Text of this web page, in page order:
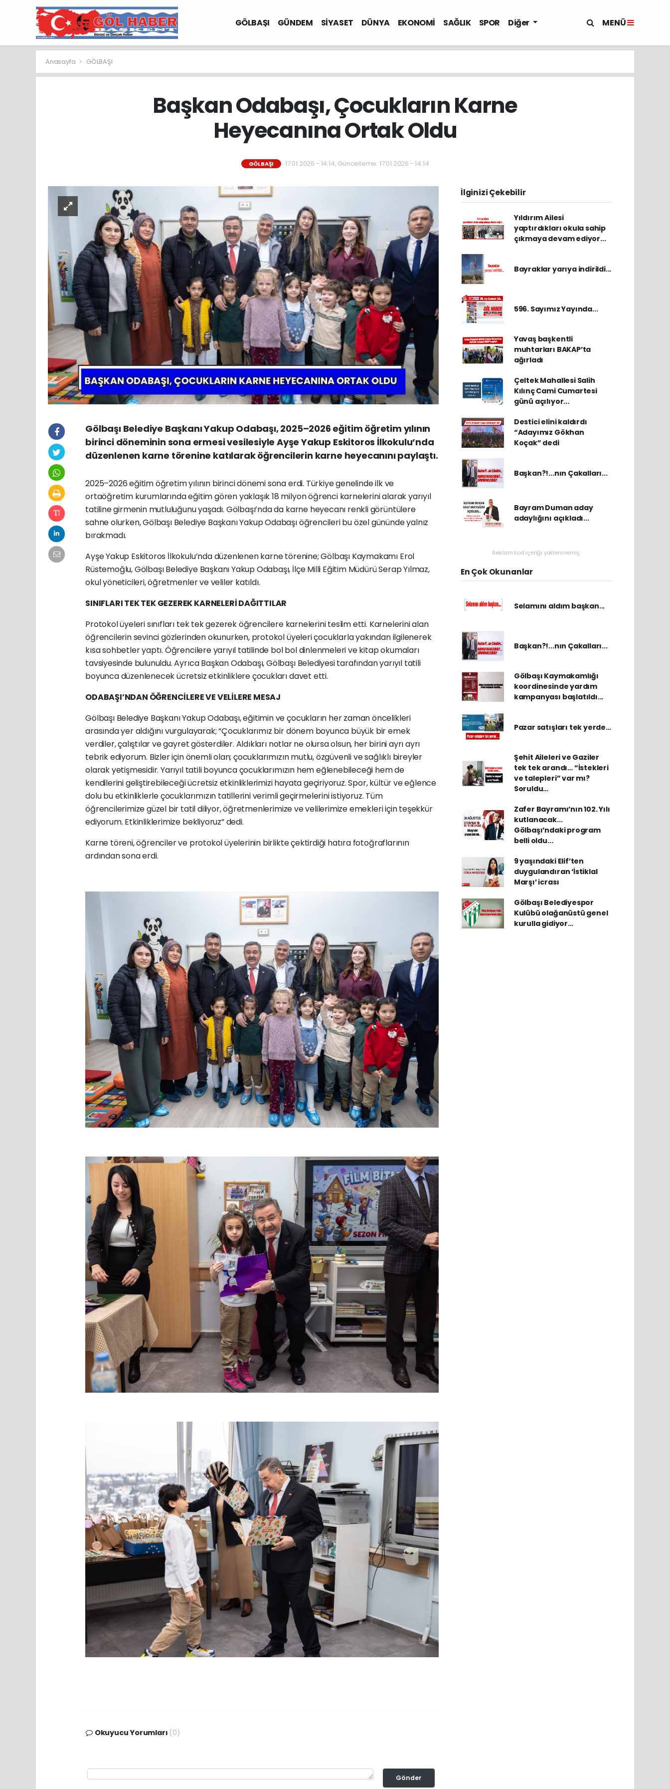
GÖLBAŞI GÜNDEM SİYASET DÜNYA EKONOMİ SAĞLIK SPOR Diğer MENÜ
Anasayfa GÖLBAŞI
Başkan Odabaşı, Çocukların Karne
Heyecanına Ortak Oldu
GÖLBAŞI 17.01.2026 - 14:14, Güncelleme: 17.01.2026 - 14:14
Gölbaşı Belediye Başkanı Yakup Odabaşı, 2025–2026 eğitim öğretim yılının
birinci döneminin sona ermesi vesilesiyle Ayşe Yakup Eskitoros İlkokulu’nda
düzenlenen karne törenine katılarak öğrencilerin karne heyecanını paylaştı.
2025–2026 eğitim öğretim yılının birinci dönemi sona erdi. Türkiye genelinde ilk ve
ortaöğretim kurumlarında eğitim gören yaklaşık 18 milyon öğrenci karnelerini alarak yarıyıl
tatiline girmenin mutluluğunu yaşadı. Gölbaşı’nda da karne heyecanı renkli görüntülere
sahne olurken, Gölbaşı Belediye Başkanı Yakup Odabaşı öğrencileri bu özel gününde yalnız
bırakmadı.
Ayşe Yakup Eskitoros İlkokulu’nda düzenlenen karne törenine; Gölbaşı Kaymakamı Erol
Rüstemoğlu, Gölbaşı Belediye Başkanı Yakup Odabaşı, İlçe Milli Eğitim Müdürü Serap Yılmaz,
okul yöneticileri, öğretmenler ve veliler katıldı.
SINIFLARI TEK TEK GEZEREK KARNELERİ DAĞITTILAR
Protokol üyeleri sınıfları tek tek gezerek öğrencilere karnelerini teslim etti. Karnelerini alan
öğrencilerin sevinci gözlerinden okunurken, protokol üyeleri çocuklarla yakından ilgilenerek
kısa sohbetler yaptı. Öğrencilere yarıyıl tatilinde bol bol dinlenmeleri ve kitap okumaları
tavsiyesinde bulunuldu. Ayrıca Başkan Odabaşı, Gölbaşı Belediyesi tarafından yarıyıl tatili
boyunca düzenlenecek ücretsiz etkinliklere çocukları davet etti.
ODABAŞI’NDAN ÖĞRENCİLERE VE VELİLERE MESAJ
Gölbaşı Belediye Başkanı Yakup Odabaşı, eğitimin ve çocukların her zaman öncelikleri
arasında yer aldığını vurgulayarak; “Çocuklarımız bir dönem boyunca büyük bir emek
verdiler, çalıştılar ve gayret gösterdiler. Aldıkları notlar ne olursa olsun, her birini ayrı ayrı
tebrik ediyorum. Bizler için önemli olan; çocuklarımızın mutlu, özgüvenli ve sağlıklı bireyler
olarak yetişmesidir. Yarıyıl tatili boyunca çocuklarımızın hem eğlenebileceği hem de
kendilerini geliştirebileceği ücretsiz etkinliklerimizi hayata geçiriyoruz. Spor, kültür ve eğlence
dolu bu etkinliklerle çocuklarımızın tatillerini verimli geçirmelerini istiyoruz. Tüm
öğrencilerimize güzel bir tatil diliyor, öğretmenlerimize ve velilerimize emekleri için teşekkür
ediyorum. Etkinliklerimize bekliyoruz” dedi.
Karne töreni, öğrenciler ve protokol üyelerinin birlikte çektirdiği hatıra fotoğraflarının
ardından sona erdi.
Okuyucu Yorumları (0)
Gönder
İlginizi Çekebilir
Yıldırım Ailesi
yaptırdıkları okula sahip
çıkmaya devam ediyor...
Bayraklar yarıya indirildi...
596. Sayımız Yayında...
Yavaş başkentli
muhtarları BAKAP’ta
ağırladı
Çeltek Mahallesi Salih
Kılınç Cami Cumartesi
günü açılıyor...
Destici elini kaldırdı
“Adayımız Gökhan
Koçak” dedi
Başkan?!...nın Çakalları...
Bayram Duman aday
adaylığını açıkladı...
Reklam kod içeriği yüklenmemiş.
En Çok Okunanlar
Selamını aldım başkan...
Başkan?!...nın Çakalları...
Gölbaşı Kaymakamlığı
koordinesinde yardım
kampanyası başlatıldı...
Pazar satışları tek yerde…
Şehit Aileleri ve Gaziler
tek tek arandı… “İstekleri
ve talepleri” var mı?
Soruldu…
Zafer Bayramı’nın 102. Yılı
kutlanacak...
Gölbaşı’ndaki program
belli oldu...
9 yaşındaki Elif’ten
duygulandıran ‘İstiklal
Marşı’ icrası
Gölbaşı Belediyespor
Kulübü olağanüstü genel
kurulla gidiyor…